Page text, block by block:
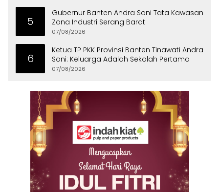
5
Gubernur Banten Andra Soni Tata Kawasan
Zona Industri Serang Barat
07/08/2026
6
Ketua TP PKK Provinsi Banten Tinawati Andra
Soni: Keluarga Adalah Sekolah Pertama
07/08/2026